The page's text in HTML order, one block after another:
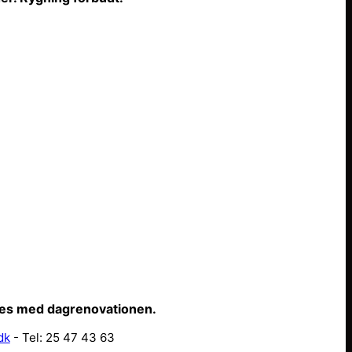
med dagrenovationen.
- Tel: 25 47 43 63